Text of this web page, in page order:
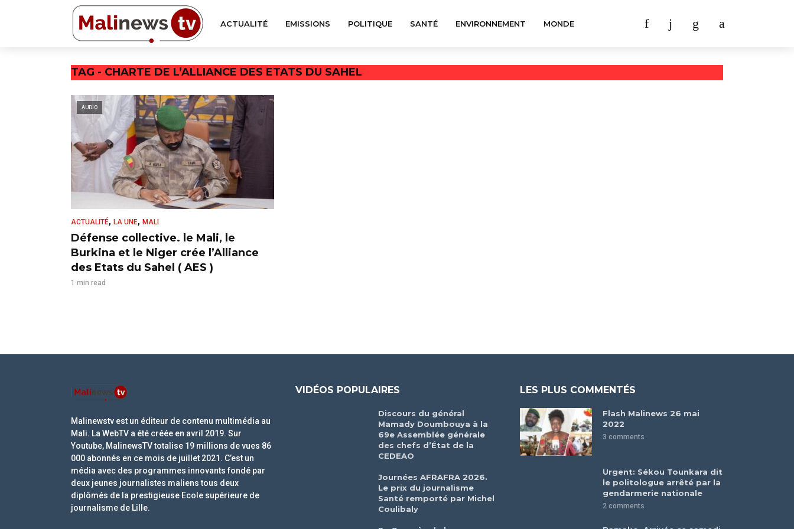
ACTUALITÉ EMISSIONS POLITIQUE SANTÉ ENVIRONNEMENT MONDE
TAG - CHARTE DE L’ALLIANCE DES ETATS DU SAHEL
AUDIO
ACTUALITÉ, LA UNE, MALI
Défense collective. le Mali, le
Burkina et le Niger crée l’Alliance
des Etats du Sahel ( AES )
1 min read
Malinewstv est un éditeur de contenu multimédia au
Mali. La WebTV a été créée en avril 2019. Sur
Youtube, MalinewsTV totalise 19 millions de vues 86
000 abonnés en ce mois de juillet 2021. C’est un
média avec des programmes innovants fondé par
deux jeunes journalistes maliens tous deux
diplômés de la prestigieuse Ecole supérieure de
journalisme de Lille.
VIDÉOS POPULAIRES
Discours du général
Mamady Doumbouya à la
69e Assemblée générale
des chefs d’État de la
CEDEAO
Journées AFRAFRA 2026.
Le prix du journalisme
Santé remporté par Michel
Coulibaly
LES PLUS COMMENTÉS
Flash Malinews 26 mai
2022
3 comments
Urgent: Sékou Tounkara dit
le politologue arrêté par la
gendarmerie nationale
2 comments